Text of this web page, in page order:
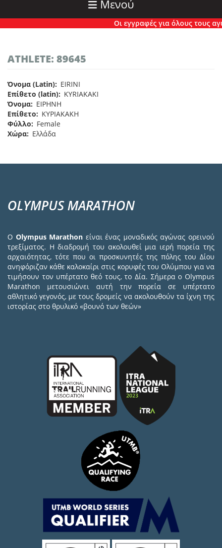
Μενού
Οι εγγραφές για όλους τους
ATHLETE: 89645
Όνομα (Latin)
EIRINI
Επίθετο (latin)
KYRIAKAKI
Όνομα
ΕΙΡΗΝΗ
Επίθετο
ΚΥΡΙΑΚΑΚΗ
Φύλλο
Female
Χώρα
Ελλάδα
OLYMPUS MARATHON
Ο Olympus Marathon είναι ένας μοναδικός αγώνας ορεινού
τρεξίματος. Η διαδρομή του ακολουθεί μια ιερή πορεία της
αρχαιότητας, τότε που οι προσκυνητές της πόλης του Δίου
ανηφόριζαν κάθε καλοκαίρι στις κορυφές του Ολύμπου για να
τιμήσουν τον υπέρτατο θεό τους, το Δία. Σήμερα ο Olympus
Marathon μετουσιώνει αυτή την πορεία σε υπέρτατο
αθλητικό γεγονός, με τους δρομείς να ακολουθούν τα ίχνη της
ιστορίας στο θρυλικό «βουνό των θεών»